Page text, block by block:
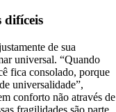
difíceis
de sua
universal. “Quando
fica consolado, porque
universalidade”,
conforto não através de